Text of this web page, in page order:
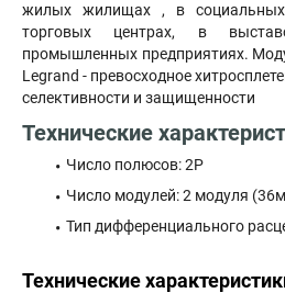
жилых жилищах , в
торговых центрах, в
промышленных предприятиях.
Legrand - превосходное
селективности и защищенности
Технические
Число полюсов: 2P
Число модулей: 2 модуля
Тип дифференциального
Технические